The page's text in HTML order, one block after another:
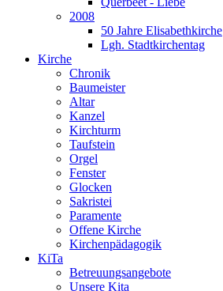
2008
50 Jahre Elisabethkirche
Lgh. Stadtkirchentag
Kirche
Chronik
Baumeister
Altar
Kanzel
Kirchturm
Taufstein
Orgel
Fenster
Glocken
Sakristei
Paramente
Offene Kirche
Kirchenpädagogik
KiTa
Betreuungsangebote
Unsere Kita